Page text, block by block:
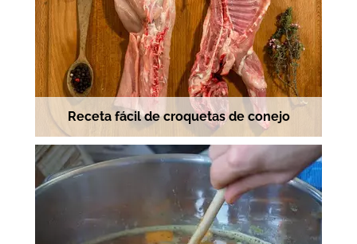
Receta fácil de croquetas de conejo